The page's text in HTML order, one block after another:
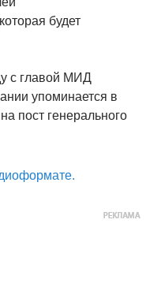
будет
с главой МИД
упоминается в
пост генерального